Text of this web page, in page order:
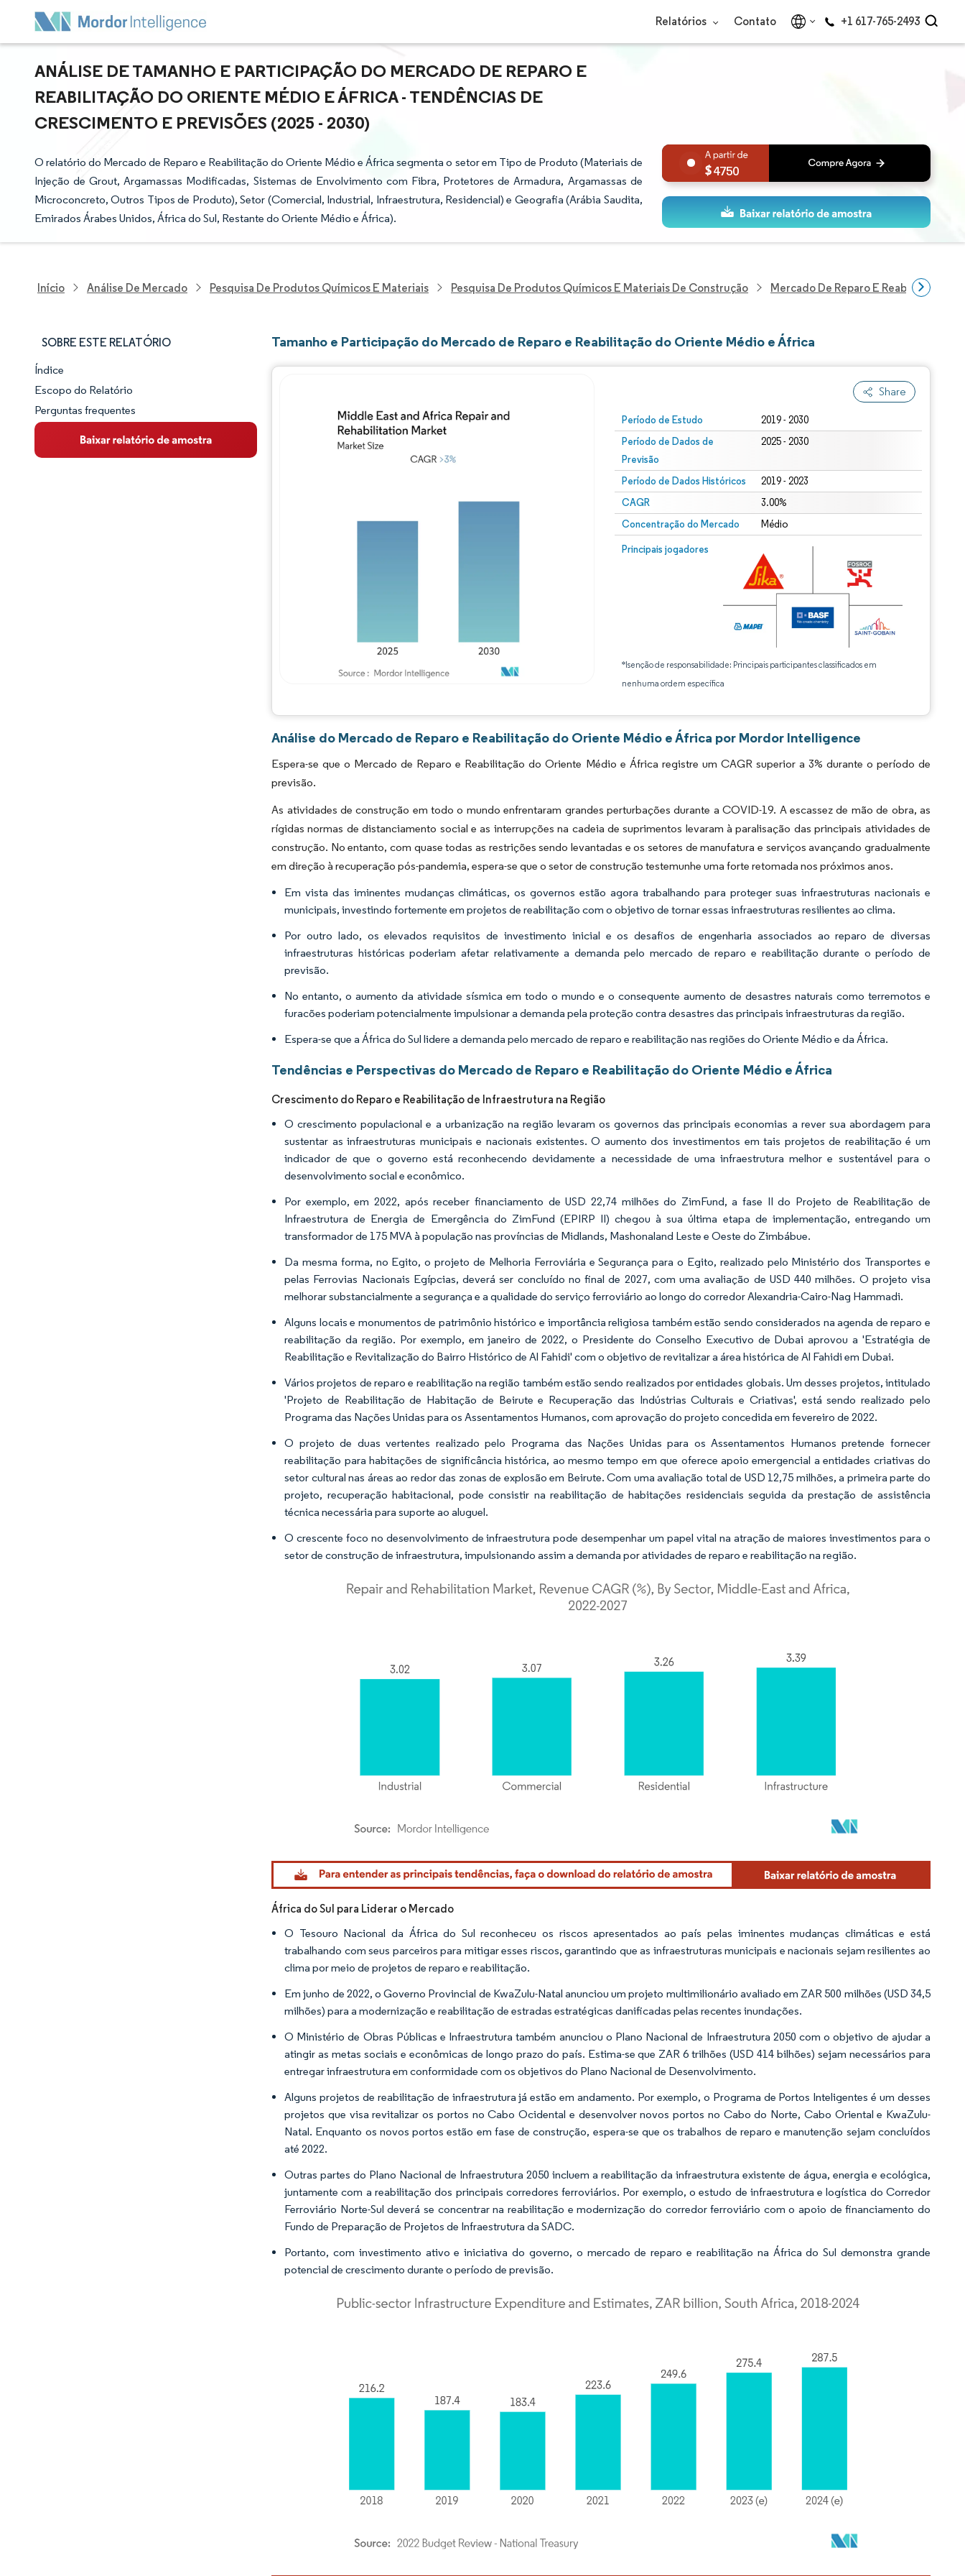
Relatórios Contato +1 617-765-2493
ANÁLISE DE TAMANHO E PARTICIPAÇÃO DO MERCADO DE REPARO E
REABILITAÇÃO DO ORIENTE MÉDIO E ÁFRICA - TENDÊNCIAS DE
CRESCIMENTO E PREVISÕES (2025 - 2030)
O relatório do Mercado de Reparo e Reabilitação do Oriente Médio e África segmenta o setor em Tipo de Produto (Materiais de
Injeção de Grout, Argamassas Modificadas, Sistemas de Envolvimento com Fibra, Protetores de Armadura, Argamassas de
Microconcreto, Outros Tipos de Produto), Setor (Comercial, Industrial, Infraestrutura, Residencial) e Geografia (Arábia Saudita,
Emirados Árabes Unidos, África do Sul, Restante do Oriente Médio e África).
4750
Início Análise De Mercado Pesquisa De Produtos Químicos E Materiais Pesquisa De Produtos Químicos E Materiais De Construção Mercado De Reparo E Reabilitação
SOBRE ESTE RELATÓRIO
Panorama do Mercado
Visão Geral do Mercado
Principais Tendências de Mercado
Índice
Escopo do Relatório
Perguntas frequentes
Tamanho e Participação do Mercado de Reparo e Reabilitação do Oriente Médio e África
Share
Período de Estudo 2019 - 2030
Período de Dados de
Previsão
2025 - 2030
Período de Dados Históricos 2019 - 2023
CAGR 3.00%
Concentração do Mercado Médio
Principais jogadores
*Isenção de responsabilidade: Principais participantes classificados em
nenhuma ordem específica
Análise do Mercado de Reparo e Reabilitação do Oriente Médio e África por Mordor Intelligence
Espera-se que o Mercado de Reparo e Reabilitação do Oriente Médio e África registre um CAGR superior a 3% durante o período de
previsão.
As atividades de construção em todo o mundo enfrentaram grandes perturbações durante a COVID-19. A escassez de mão de obra, as
rígidas normas de distanciamento social e as interrupções na cadeia de suprimentos levaram à paralisação das principais atividades de
construção. No entanto, com quase todas as restrições sendo levantadas e os setores de manufatura e serviços avançando gradualmente
em direção à recuperação pós-pandemia, espera-se que o setor de construção testemunhe uma forte retomada nos próximos anos.
Em vista das iminentes mudanças climáticas, os governos estão agora trabalhando para proteger suas infraestruturas nacionais e
municipais, investindo fortemente em projetos de reabilitação com o objetivo de tornar essas infraestruturas resilientes ao clima.
Por outro lado, os elevados requisitos de investimento inicial e os desafios de engenharia associados ao reparo de diversas
infraestruturas históricas poderiam afetar relativamente a demanda pelo mercado de reparo e reabilitação durante o período de
previsão.
No entanto, o aumento da atividade sísmica em todo o mundo e o consequente aumento de desastres naturais como terremotos e
furacões poderiam potencialmente impulsionar a demanda pela proteção contra desastres das principais infraestruturas da região.
Espera-se que a África do Sul lidere a demanda pelo mercado de reparo e reabilitação nas regiões do Oriente Médio e da África.
Tendências e Perspectivas do Mercado de Reparo e Reabilitação do Oriente Médio e África
Crescimento do Reparo e Reabilitação de Infraestrutura na Região
O crescimento populacional e a urbanização na região levaram os governos das principais economias a rever sua abordagem para
sustentar as infraestruturas municipais e nacionais existentes. O aumento dos investimentos em tais projetos de reabilitação é um
indicador de que o governo está reconhecendo devidamente a necessidade de uma infraestrutura melhor e sustentável para o
desenvolvimento social e econômico.
Por exemplo, em 2022, após receber financiamento de USD 22,74 milhões do ZimFund, a fase II do Projeto de Reabilitação de
Infraestrutura de Energia de Emergência do ZimFund (EPIRP II) chegou à sua última etapa de implementação, entregando um
transformador de 175 MVA à população nas províncias de Midlands, Mashonaland Leste e Oeste do Zimbábue.
Da mesma forma, no Egito, o projeto de Melhoria Ferroviária e Segurança para o Egito, realizado pelo Ministério dos Transportes e
pelas Ferrovias Nacionais Egípcias, deverá ser concluído no final de 2027, com uma avaliação de USD 440 milhões. O projeto visa
melhorar substancialmente a segurança e a qualidade do serviço ferroviário ao longo do corredor Alexandria-Cairo-Nag Hammadi.
Alguns locais e monumentos de patrimônio histórico e importância religiosa também estão sendo considerados na agenda de reparo e
reabilitação da região. Por exemplo, em janeiro de 2022, o Presidente do Conselho Executivo de Dubai aprovou a 'Estratégia de
Reabilitação e Revitalização do Bairro Histórico de Al Fahidi' com o objetivo de revitalizar a área histórica de Al Fahidi em Dubai.
Vários projetos de reparo e reabilitação na região também estão sendo realizados por entidades globais. Um desses projetos, intitulado
'Projeto de Reabilitação de Habitação de Beirute e Recuperação das Indústrias Culturais e Criativas', está sendo realizado pelo
Programa das Nações Unidas para os Assentamentos Humanos, com aprovação do projeto concedida em fevereiro de 2022.
O projeto de duas vertentes realizado pelo Programa das Nações Unidas para os Assentamentos Humanos pretende fornecer
reabilitação para habitações de significância histórica, ao mesmo tempo em que oferece apoio emergencial a entidades criativas do
setor cultural nas áreas ao redor das zonas de explosão em Beirute. Com uma avaliação total de USD 12,75 milhões, a primeira parte do
projeto, recuperação habitacional, pode consistir na reabilitação de habitações residenciais seguida da prestação de assistência
técnica necessária para suporte ao aluguel.
O crescente foco no desenvolvimento de infraestrutura pode desempenhar um papel vital na atração de maiores investimentos para o
setor de construção de infraestrutura, impulsionando assim a demanda por atividades de reparo e reabilitação na região.
Imagem © Mordor Intelligence. O reuso requer atribuição conforme CC BY 4.0.
África do Sul para Liderar o Mercado
O Tesouro Nacional da África do Sul reconheceu os riscos apresentados ao país pelas iminentes mudanças climáticas e está
trabalhando com seus parceiros para mitigar esses riscos, garantindo que as infraestruturas municipais e nacionais sejam resilientes ao
clima por meio de projetos de reparo e reabilitação.
Em junho de 2022, o Governo Provincial de KwaZulu-Natal anunciou um projeto multimilionário avaliado em ZAR 500 milhões (USD 34,5
milhões) para a modernização e reabilitação de estradas estratégicas danificadas pelas recentes inundações.
O Ministério de Obras Públicas e Infraestrutura também anunciou o Plano Nacional de Infraestrutura 2050 com o objetivo de ajudar a
atingir as metas sociais e econômicas de longo prazo do país. Estima-se que ZAR 6 trilhões (USD 414 bilhões) sejam necessários para
entregar infraestrutura em conformidade com os objetivos do Plano Nacional de Desenvolvimento.
Alguns projetos de reabilitação de infraestrutura já estão em andamento. Por exemplo, o Programa de Portos Inteligentes é um desses
projetos que visa revitalizar os portos no Cabo Ocidental e desenvolver novos portos no Cabo do Norte, Cabo Oriental e KwaZulu-
Natal. Enquanto os novos portos estão em fase de construção, espera-se que os trabalhos de reparo e manutenção sejam concluídos
até 2022.
Outras partes do Plano Nacional de Infraestrutura 2050 incluem a reabilitação da infraestrutura existente de água, energia e ecológica,
juntamente com a reabilitação dos principais corredores ferroviários. Por exemplo, o estudo de infraestrutura e logística do Corredor
Ferroviário Norte-Sul deverá se concentrar na reabilitação e modernização do corredor ferroviário com o apoio de financiamento do
Fundo de Preparação de Projetos de Infraestrutura da SADC.
Portanto, com investimento ativo e iniciativa do governo, o mercado de reparo e reabilitação na África do Sul demonstra grande
potencial de crescimento durante o período de previsão.